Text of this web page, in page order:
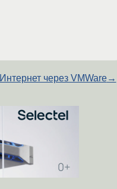
Интернет через VMWare→